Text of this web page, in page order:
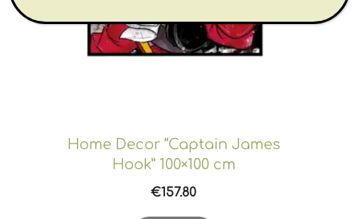
Home Decor “Captain James
Hook” 100×100 cm
€157.80